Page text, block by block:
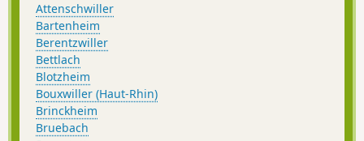
Attenschwiller
Bartenheim
Berentzwiller
Bettlach
Blotzheim
Bouxwiller (Haut-Rhin)
Brinckheim
Bruebach